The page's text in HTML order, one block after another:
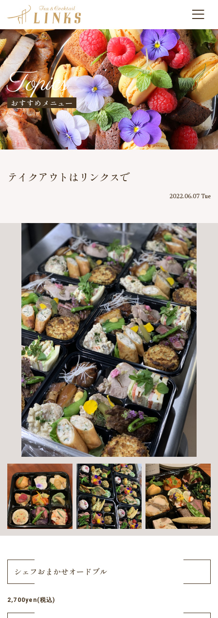
Topics
おすすめメニュー
テイクアウトはリンクスで
2022.06.07 Tue
シェフおまかせオードブル
2,700yen(税込)